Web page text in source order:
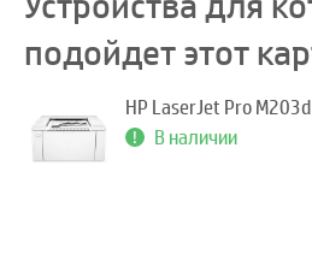
подойдет этот
HP LaserJet Pro M203d
В наличии